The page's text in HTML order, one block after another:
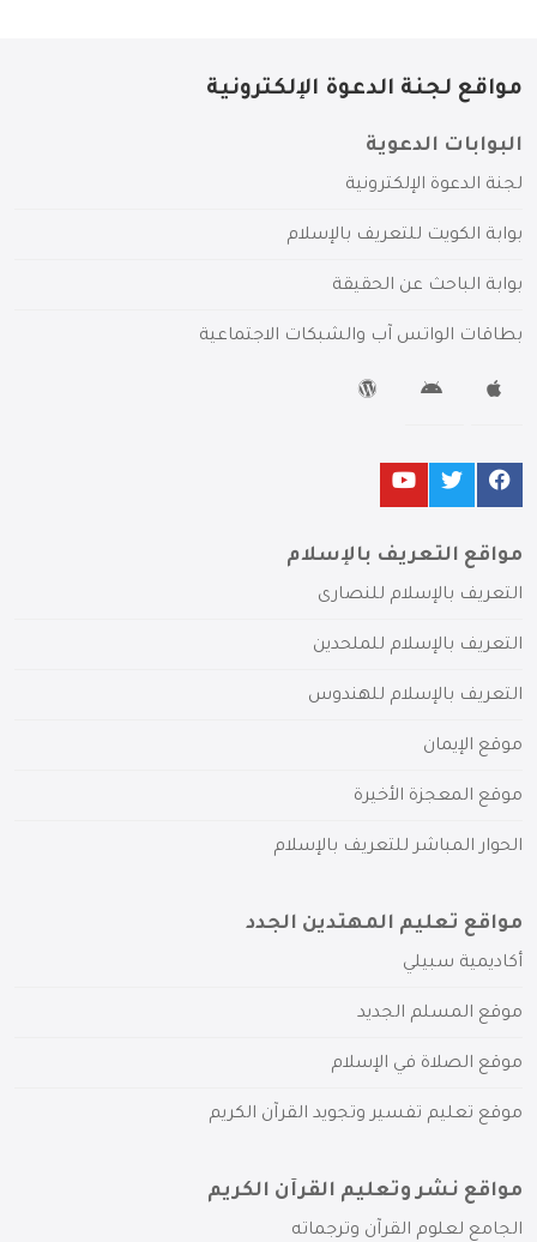
مواقع لجنة الدعوة الإلكترونية
البوابات الدعوية
لجنة الدعوة الإلكترونية
بوابة الكويت للتعريف بالإسلام
بوابة الباحث عن الحقيقة
بطاقات الواتس آب والشبكات الاجتماعية
مواقع التعريف بالإسلام
التعريف بالإسلام للنصارى
التعريف بالإسلام للملحدين
التعريف بالإسلام للهندوس
موقع الإيمان
موقع المعجزة الأخيرة
الحوار المباشر للتعريف بالإسلام
مواقع تعليم المهتدين الجدد
أكاديمية سبيلي
موقع المسلم الجديد
موقع الصلاة في الإسلام
موقع تعليم تفسير وتجويد القرآن الكريم
مواقع نشر وتعليم القرآن الكريم
الجامع لعلوم القرآن وترجماته